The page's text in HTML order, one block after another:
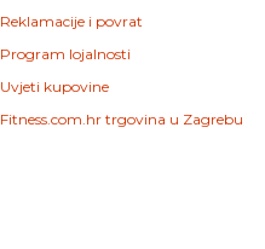
Reklamacije i povrat
Program lojalnosti
Uvjeti kupovine
Fitness.com.hr trgovina u Zagrebu